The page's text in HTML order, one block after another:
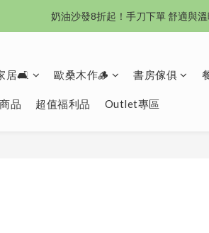
沙發新登場｜想躺就躺，頭等艙到商
奶油沙發8折起！手刀下單 舒適與溫
沙發新登場｜想躺就躺，頭等艙到商
居🛋️ 歐桑木作🪵 書房傢俱
品 超值福利品 Outlet專區